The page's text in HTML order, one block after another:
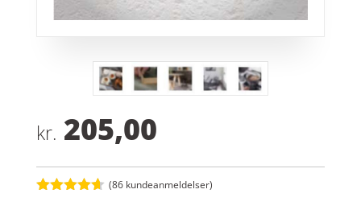
kr. 205,00
(86 kundeanmeldelser)